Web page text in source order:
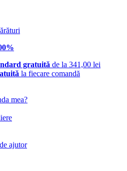
gratuită de la 341,00 lei
la fiecare comandă
mea?
ajutor